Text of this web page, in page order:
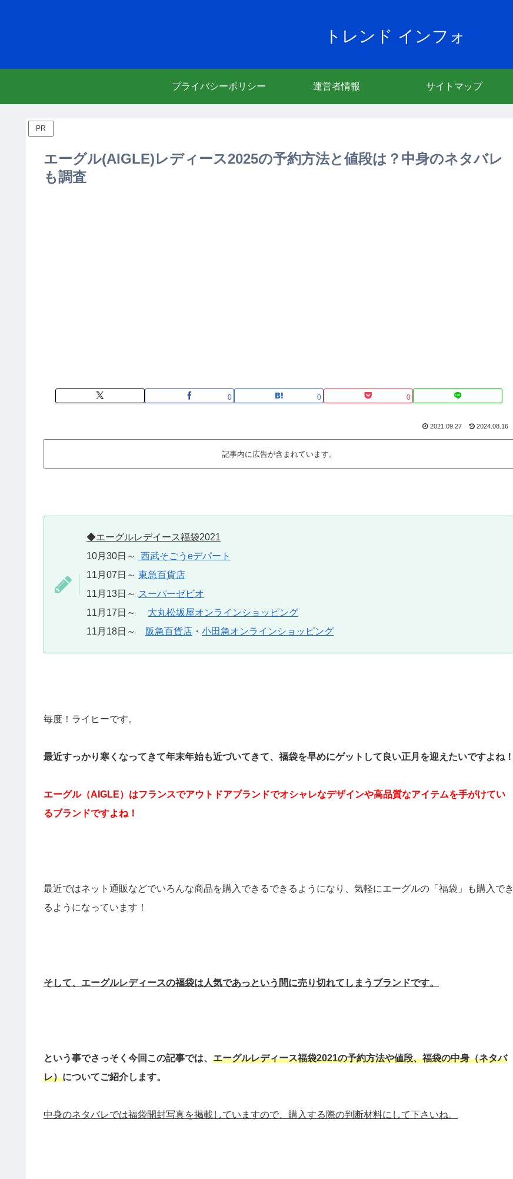
トレンド インフォ
プライバシーポリシー 運営者情報 サイトマップ
PR
エーグル(AIGLE)レディース2025の予約方法と値段は？中身のネタバレ
も調査
0 0 0
2021.09.27 2024.08.16
記事内に広告が含まれています。
◆エーグルレデイース福袋2021
10月30日～
西武そごうeデパート
11月07日～ 東急百貨店
11月13日～ スーパーゼビオ
11月17日～ 大丸松坂屋オンラインショッピング
11月18日～
阪急百貨店 ・ 小田急オンラインショッピング
毎度！ライヒーです。
最近すっかり寒くなってきて年末年始も近づいてきて、福袋を早めにゲットして良い正月を迎えたいですよね！
エーグル（AIGLE）はフランスでアウトドアブランドでオシャレなデザインや高品質なアイテムを手がけてい
るブランドですよね ！
最近ではネット通販などでいろんな商品を購入できるできるようになり、気軽にエーグルの「福袋」も購入でき
るようになっています！
そして、エーグルレディースの福袋は人気であっという間に売り切れてしまうブランドです。
という事でさっそく今回この記事では、 エーグルレディース福袋2021の予約方法や値段、福袋の中身（ネタバ
レ）についてご紹介します。
中身のネタバレでは福袋開封写真を掲載していますので、購入する際の判断材料にして下さいね。